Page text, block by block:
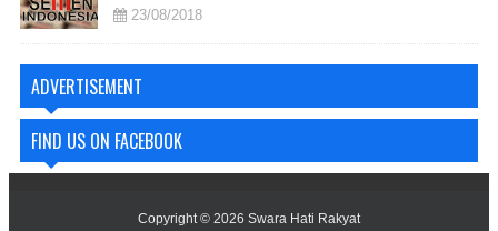
23/08/2018
ADVERTISEMENT
FIND US ON FACEBOOK
Copyright © 2026 Swara Hati Rakyat